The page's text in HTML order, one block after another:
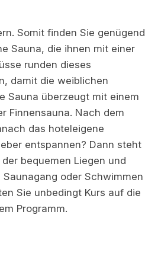
Somit finden Sie genügend
Sauna, die ihnen mit einer
runden dieses
damit die weiblichen
Sauna überzeugt mit einem
Finnensauna. Nach dem
das hoteleigene
entspannen? Dann steht
bequemen Liegen und
oder Schwimmen
Sie unbedingt Kurs auf die
Programm.